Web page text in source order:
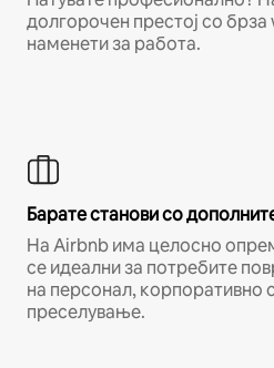
долгорочен престој со
наменети за работа.
Барате станови со
На Airbnb има целосно
се идеални за потребите
на персонал, корпоративно
преселување.